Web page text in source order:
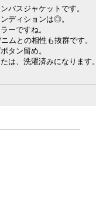
バスジャケットです。
ディションは◎。
ーですね。
ムとの相性も抜群です。
タン留め。
は、洗濯済みになります。